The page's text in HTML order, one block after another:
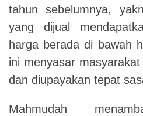
tahun sebelumnya,
yang dijual
harga berada di bawah
ini menyasar
dan diupayakan tepat
Mahmudah